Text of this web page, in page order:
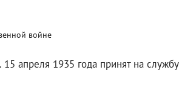
апреля 1935 года принят на